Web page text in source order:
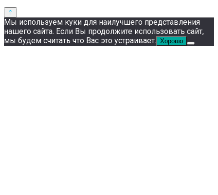
Мы используем куки для наилучшего представления
нашего сайта. Если Вы продолжите использовать сайт,
мы будем считать что Вас это устраивает. Хорошо